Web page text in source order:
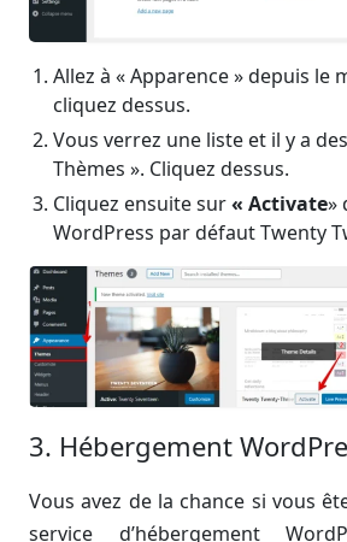
Allez à « Apparence » depuis le
cliquez dessus.
Vous verrez une liste et il y a
Thèmes ». Cliquez dessus.
Cliquez ensuite sur« Activate»
WordPress par défaut Twenty
3. Hébergement
Vous avez de la chance si vous
service d’hébergement